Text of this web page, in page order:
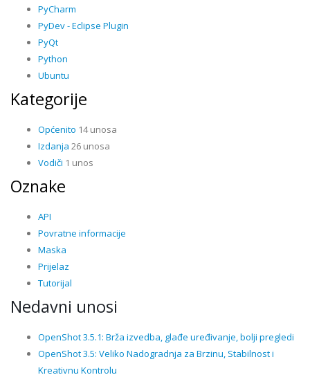
PyCharm
PyDev - Eclipse Plugin
PyQt
Python
Ubuntu
Kategorije
Općenito 14 unosa
Izdanja 26 unosa
Vodiči 1 unos
Oznake
API
Povratne informacije
Maska
Prijelaz
Tutorijal
Nedavni unosi
OpenShot 3.5.1: Brža izvedba, glađe uređivanje, bolji pregledi
OpenShot 3.5: Veliko Nadogradnja za Brzinu, Stabilnost i
Kreativnu Kontrolu